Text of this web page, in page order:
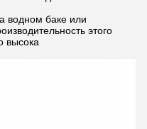
водном баке или
этого
высока